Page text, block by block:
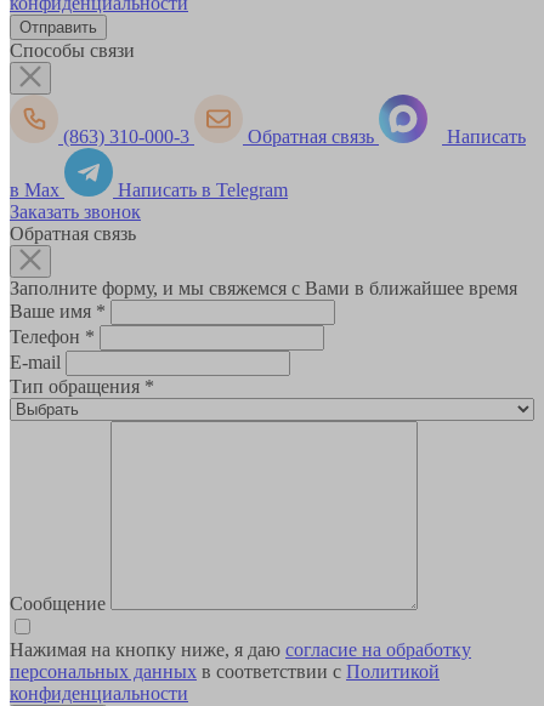
Способы связи
(863) 310-000-3 Обратная связь Написать
в Max
Написать в Telegram
Заказать звонок
Обратная связь
Заполните форму, и мы свяжемся с Вами в ближайшее время
Ваше имя *
Телефон *
E-mail
Тип обращения *
Сообщение
Нажимая на кнопку ниже, я даю согласие на обработку
персональных данных в соответствии с Политикой
конфиденциальности